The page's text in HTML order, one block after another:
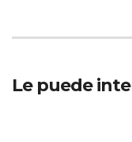
Le puede